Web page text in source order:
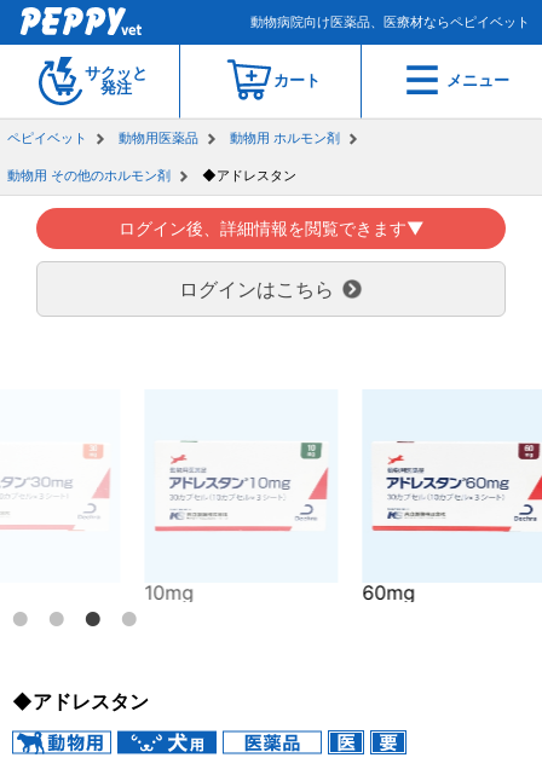
動物病院向け医薬品、医療材ならペピイベット
サクッと
発注
カート メニュー
ペピイベット 動物用医薬品 動物用 ホルモン剤
動物用 その他のホルモン剤 ◆アドレスタン
ログイン後、詳細情報を閲覧できます▼
ログインはこちら
◆アドレスタン